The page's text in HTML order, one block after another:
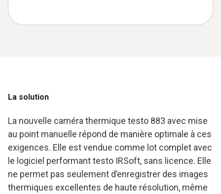
La solution
La nouvelle caméra thermique testo 883 avec mise
au point manuelle répond de manière optimale à ces
exigences. Elle est vendue comme lot complet avec
le logiciel performant testo IRSoft, sans licence. Elle
ne permet pas seulement d’enregistrer des images
thermiques excellentes de haute résolution, même